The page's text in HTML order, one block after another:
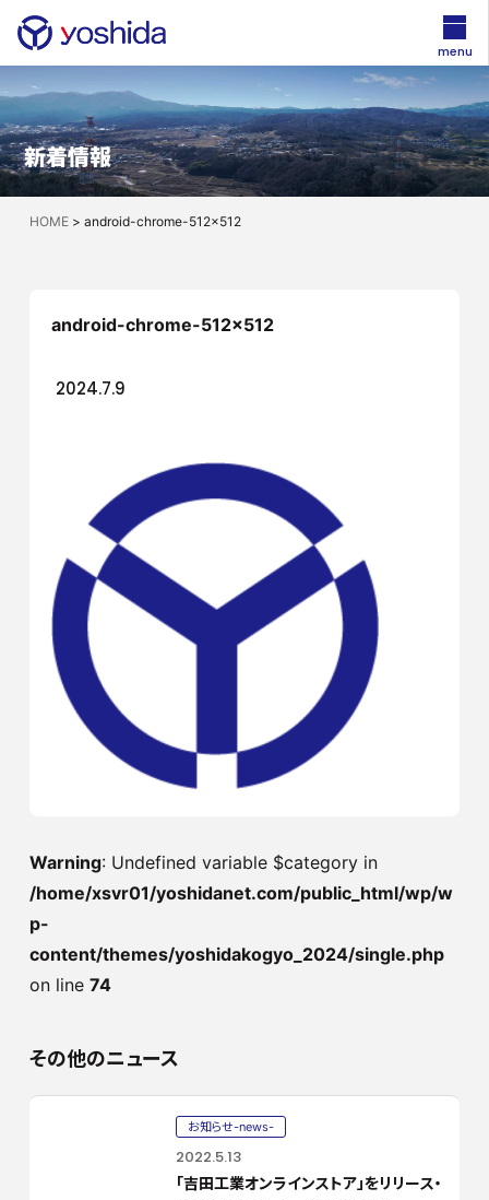
新着情報
HOME> android-chrome-512×512
android-chrome-512×512
2024.7.9
Warning: Undefined variable $category in
/home/xsvr01/yoshidanet.com/public_html/wp/w
p-
content/themes/yoshidakogyo_2024/single.php
on line 74
その他のニュース
お知らせ-news-
2022.5.13
「吉田工業オンラインストア」をリリース・
menu